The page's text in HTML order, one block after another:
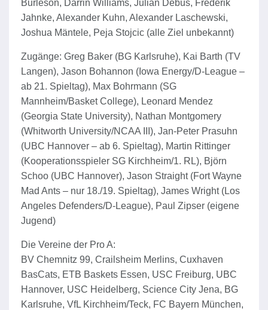
Burleson, Darrin Williams, Julian Debus, Frederik
Jahnke, Alexander Kuhn, Alexander Laschewski,
Joshua Mäntele, Peja Stojcic (alle Ziel unbekannt)
Zugänge: Greg Baker (BG Karlsruhe), Kai Barth (TV
Langen), Jason Bohannon (Iowa Energy/D-League –
ab 21. Spieltag), Max Bohrmann (SG
Mannheim/Basket College), Leonard Mendez
(Georgia State University), Nathan Montgomery
(Whitworth University/NCAA III), Jan-Peter Prasuhn
(UBC Hannover – ab 6. Spieltag), Martin Rittinger
(Kooperationsspieler SG Kirchheim/1. RL), Björn
Schoo (UBC Hannover), Jason Straight (Fort Wayne
Mad Ants – nur 18./19. Spieltag), James Wright (Los
Angeles Defenders/D-League), Paul Zipser (eigene
Jugend)
Die Vereine der Pro A:
BV Chemnitz 99, Crailsheim Merlins, Cuxhaven
BasCats, ETB Baskets Essen, USC Freiburg, UBC
Hannover, USC Heidelberg, Science City Jena, BG
Karlsruhe, VfL Kirchheim/Teck, FC Bayern München,